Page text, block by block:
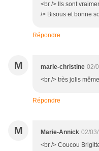
<br /> Ils sont
/> Bisous et bonne
Répondre
M marie-christine 02/
<br /> très jolis
Répondre
M Marie-Annick 02/
<br /> Coucou